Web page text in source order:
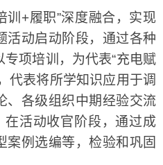
+履职”深度融合，实现
活动启动阶段，通过各种
项培训，为代表“充电赋
代表将所学知识应用于调
、各级组织中期经验交流
在活动收官阶段，通过成
案例选编等，检验和巩固